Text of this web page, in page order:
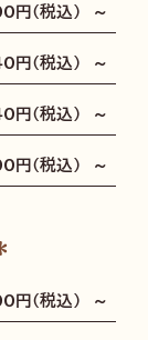
円（税込） ～
円（税込） ～
円（税込） ～
円（税込） ～
円（税込） ～